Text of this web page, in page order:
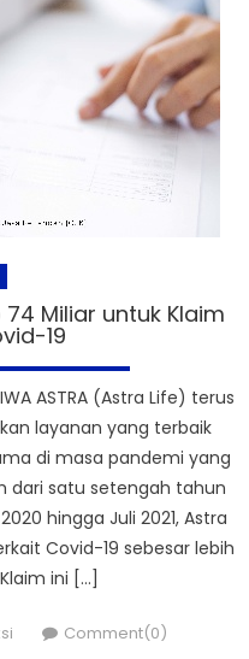
Miliar untuk Klaim
19
ASTRA (Astra Life) terus
layanan yang terbaik
di masa pandemi yang
dari satu setengah tahun
hingga Juli 2021, Astra
Covid-19 sebesar lebih
ini […]
Comment(0)